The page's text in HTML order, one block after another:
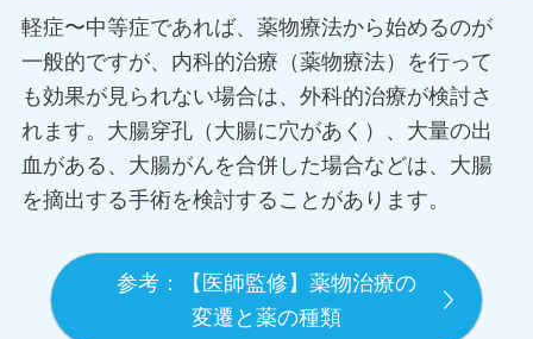
軽症〜中等症であれば、薬物療法から始めるのが
一般的ですが、内科的治療（薬物療法）を行って
も効果が見られない場合は、外科的治療が検討さ
れます。大腸穿孔（大腸に穴があく）、大量の出
血がある、大腸がんを合併した場合などは、大腸
を摘出する手術を検討することがあります。
参考：【医師監修】薬物治療の
変遷と薬の種類